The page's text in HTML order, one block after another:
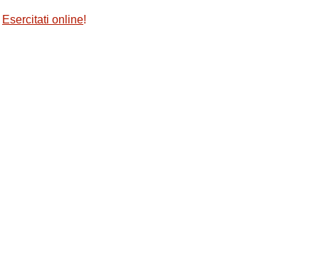
Esercitati online!